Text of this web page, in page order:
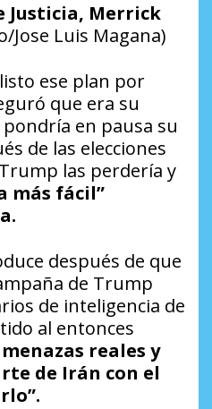
Justicia, Merrick
Jose Luis Magana)
ese plan por
que era su
en pausa su
de las elecciones
las perdería y
más fácil”
después de que
de Trump
de inteligencia de
al entonces
reales y
de Irán con el